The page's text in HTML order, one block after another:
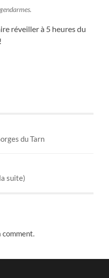
réveiller à 5 heures du
du Tarn
suite)
comment.